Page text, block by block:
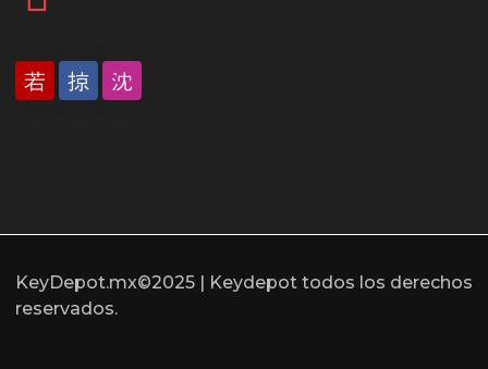
KeyDepot.mx©2025 | Keydepot todos los derechos
reservados.